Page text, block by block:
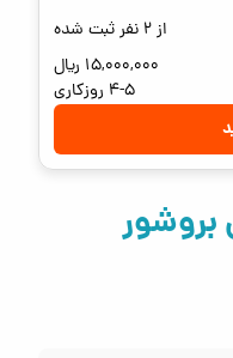
از 2 نفر ثبت شده
15,000,000 ریال
4-5 روزکاری
بروشور